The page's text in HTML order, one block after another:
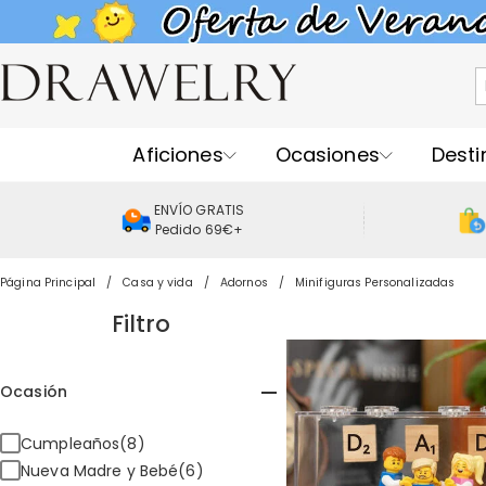
Aficiones Ocasiones
ENVÍO GRATIS
Pedido 69€+
Página Principal Casa y vida Adornos Minifiguras Personalizadas
Filtro
Ocasión
Cumpleaños(8)
Nueva Madre y Bebé(6)